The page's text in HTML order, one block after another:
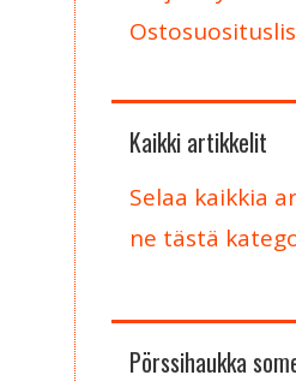
Kaikki artikkelit
Selaa kaikkia
ne tästä
Pörssihaukka